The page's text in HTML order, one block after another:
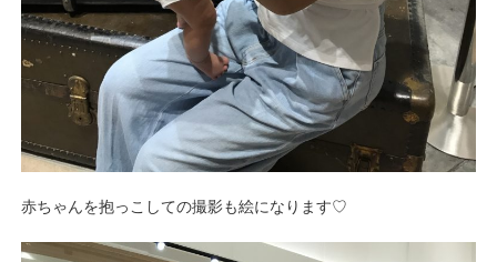
赤ちゃんを抱っこしての撮影も絵になります♡